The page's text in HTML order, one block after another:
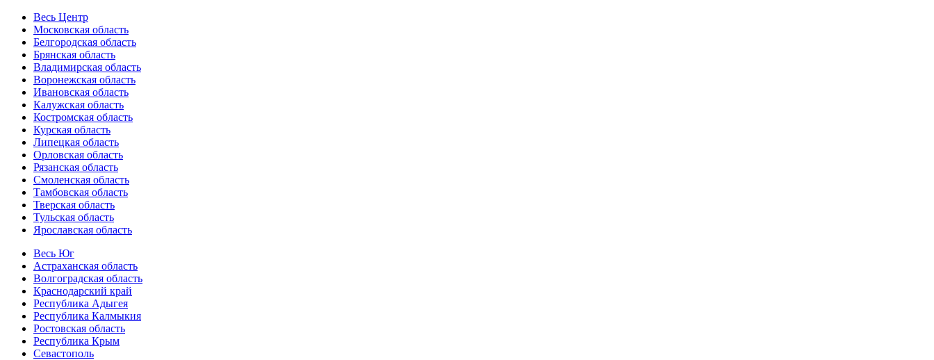
Весь Центр
Московская область
Белгородская область
Брянская область
Владимирская область
Воронежская область
Ивановская область
Калужская область
Костромская область
Курская область
Липецкая область
Орловская область
Рязанская область
Смоленская область
Тамбовская область
Тверская область
Тульская область
Ярославская область
Весь Юг
Астраханская область
Волгоградская область
Краснодарский край
Республика Адыгея
Республика Калмыкия
Ростовская область
Республика Крым
Севастополь